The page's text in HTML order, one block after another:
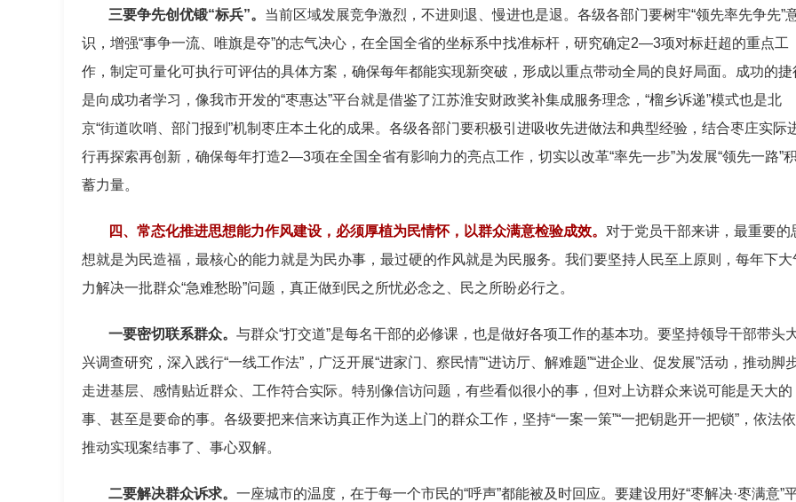
三要争先创优锻“标兵”。 当前区域发展竞争激烈，不进则退、慢进也是退。各级各部门要树牢“领先率先争先”
识，增强“事争一流、唯旗是夺”的志气决心，在全国全省的坐标系中找准标杆，研究确定2—3项对标赶超的重点工
作，制定可量化可执行可评估的具体方案，确保每年都能实现新突破，形成以重点带动全局的良好局面。成功的捷
是向成功者学习，像我市开发的“枣惠达”平台就是借鉴了江苏淮安财政奖补集成服务理念，“榴乡诉递”模式也是北
京“街道吹哨、部门报到”机制枣庄本土化的成果。各级各部门要积极引进吸收先进做法和典型经验，结合枣庄实际
行再探索再创新，确保每年打造2—3项在全国全省有影响力的亮点工作，切实以改革“率先一步”为发展“领先一路”积
蓄力量。
四、常态化推进思想能力作风建设，必须厚植为民情怀，以群众满意检验成效。 对于党员干部来讲，最重要的
想就是为民造福，最核心的能力就是为民办事，最过硬的作风就是为民服务。我们要坚持人民至上原则，每年下大
力解决一批群众“急难愁盼”问题，真正做到民之所忧必念之、民之所盼必行之。
一要密切联系群众。 与群众“打交道”是每名干部的必修课，也是做好各项工作的基本功。要坚持领导干部带头
兴调查研究，深入践行“一线工作法”，广泛开展“进家门、察民情”“进访厅、解难题”“进企业、促发展”活动，推动脚
走进基层、感情贴近群众、工作符合实际。特别像信访问题，有些看似很小的事，但对上访群众来说可能是天大的
事、甚至是要命的事。各级要把来信来访真正作为送上门的群众工作，坚持“一案一策”“一把钥匙开一把锁”，依法
推动实现案结事了、事心双解。
二要解决群众诉求。 一座城市的温度，在于每一个市民的“呼声”都能被及时回应。要建设用好“枣解决·枣满意”